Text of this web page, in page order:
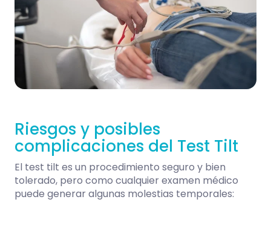
Riesgos y posibles
complicaciones del Test Tilt
El test tilt es un procedimiento seguro y bien
tolerado, pero como cualquier examen médico
puede generar algunas molestias temporales: